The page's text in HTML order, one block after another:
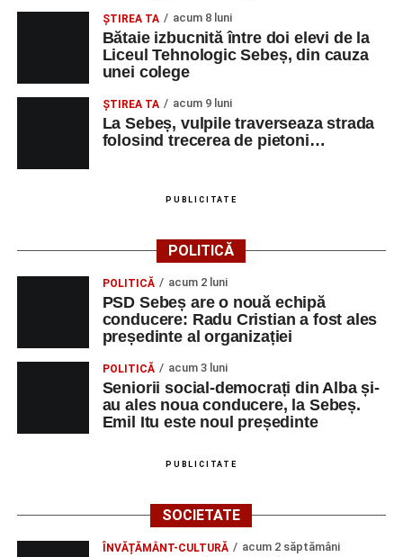
ŞTIREA TA acum 8 luni
Bătaie izbucnită între doi elevi de la
Liceul Tehnologic Sebeș, din cauza
unei colege
ŞTIREA TA acum 9 luni
La Sebeș, vulpile traverseaza strada
folosind trecerea de pietoni…
PUBLICITATE
POLITICĂ
POLITICĂ acum 2 luni
PSD Sebeș are o nouă echipă
conducere: Radu Cristian a fost ales
președinte al organizației
POLITICĂ acum 3 luni
Seniorii social-democrați din Alba și-
au ales noua conducere, la Sebeș.
Emil Itu este noul președinte
PUBLICITATE
SOCIETATE
ÎNVĂȚĂMÂNT-CULTURĂ acum 2 săptămâni